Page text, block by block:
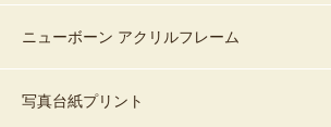
ニューボーン アクリルフレーム
写真台紙プリント